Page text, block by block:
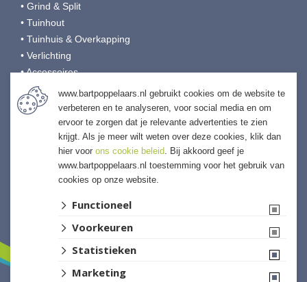
• Grind & Split
• Tuinhout
• Tuinhuis & Overkapping
• Verlichting
• Accessoires
• Afwerking & Onderhoud
Bart Poppelaars Tuinmaterialen
Weidehek 5
4824 AT Breda
076-5410293
www.bartpoppelaars.nl gebruikt cookies om de website te
verbeteren en te analyseren, voor social media en om
ervoor te zorgen dat je relevante advertenties te zien
krijgt. Als je meer wilt weten over deze cookies, klik dan
hier voor ons cookie beleid. Bij akkoord geef je
www.bartpoppelaars.nl toestemming voor het gebruik van
cookies op onze website.
Functioneel
Voorkeuren
Statistieken
Marketing